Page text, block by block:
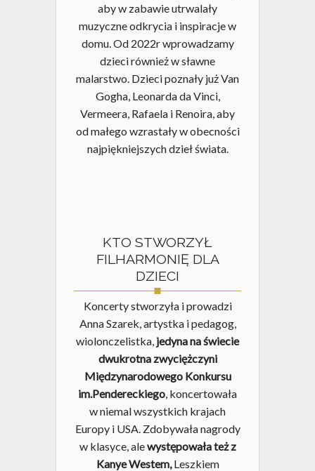
aby w zabawie utrwalały
muzyczne odkrycia i inspiracje w
domu. Od 2022r wprowadzamy
dzieci również w sławne
malarstwo. Dzieci poznały już Van
Gogha, Leonarda da Vinci,
Vermeera, Rafaela i Renoira, aby
od małego wzrastały w obecności
najpiękniejszych dzieł świata.
KTO STWORZYŁ
FILHARMONIĘ DLA
DZIECI
Koncerty stworzyła i prowadzi
Anna Szarek, artystka i pedagog,
wiolonczelistka, jedyna na świecie
dwukrotna zwyciężczyni
Międzynarodowego Konkursu
im.Pendereckiego, koncertowała
w niemal wszystkich krajach
Europy i USA. Zdobywała nagrody
w klasyce, alewystępowała też z
Kanye Westem,Leszkiem